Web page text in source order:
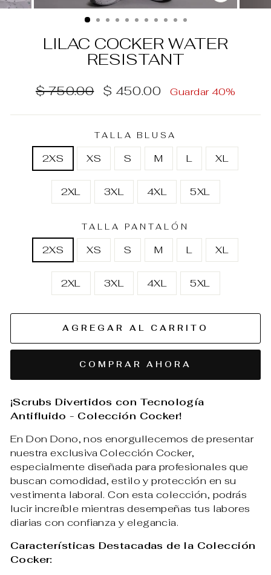
(ESC)
LILAC COCKER WATER
RESISTANT
Precio
$ 750.00
Precio
oferta
$ 450.00 Guardar 40%
TALLA BLUSA
2XS XS S M L XL
2XL 3XL 4XL 5XL
TALLA PANTALÓN
2XS XS S M L XL
2XL 3XL 4XL 5XL
AGREGAR AL CARRITO
COMPRAR AHORA
¡Scrubs Divertidos con Tecnología
Antifluido - Colección Cocker!
En Don Dono, nos enorgullecemos de presentar
nuestra exclusiva Colección Cocker,
especialmente diseñada para profesionales que
buscan comodidad, estilo y protección en su
vestimenta laboral. Con esta colección, podrás
lucir increíble mientras desempeñas tus labores
diarias con confianza y elegancia.
Características Destacadas de la Colección
Cocker: